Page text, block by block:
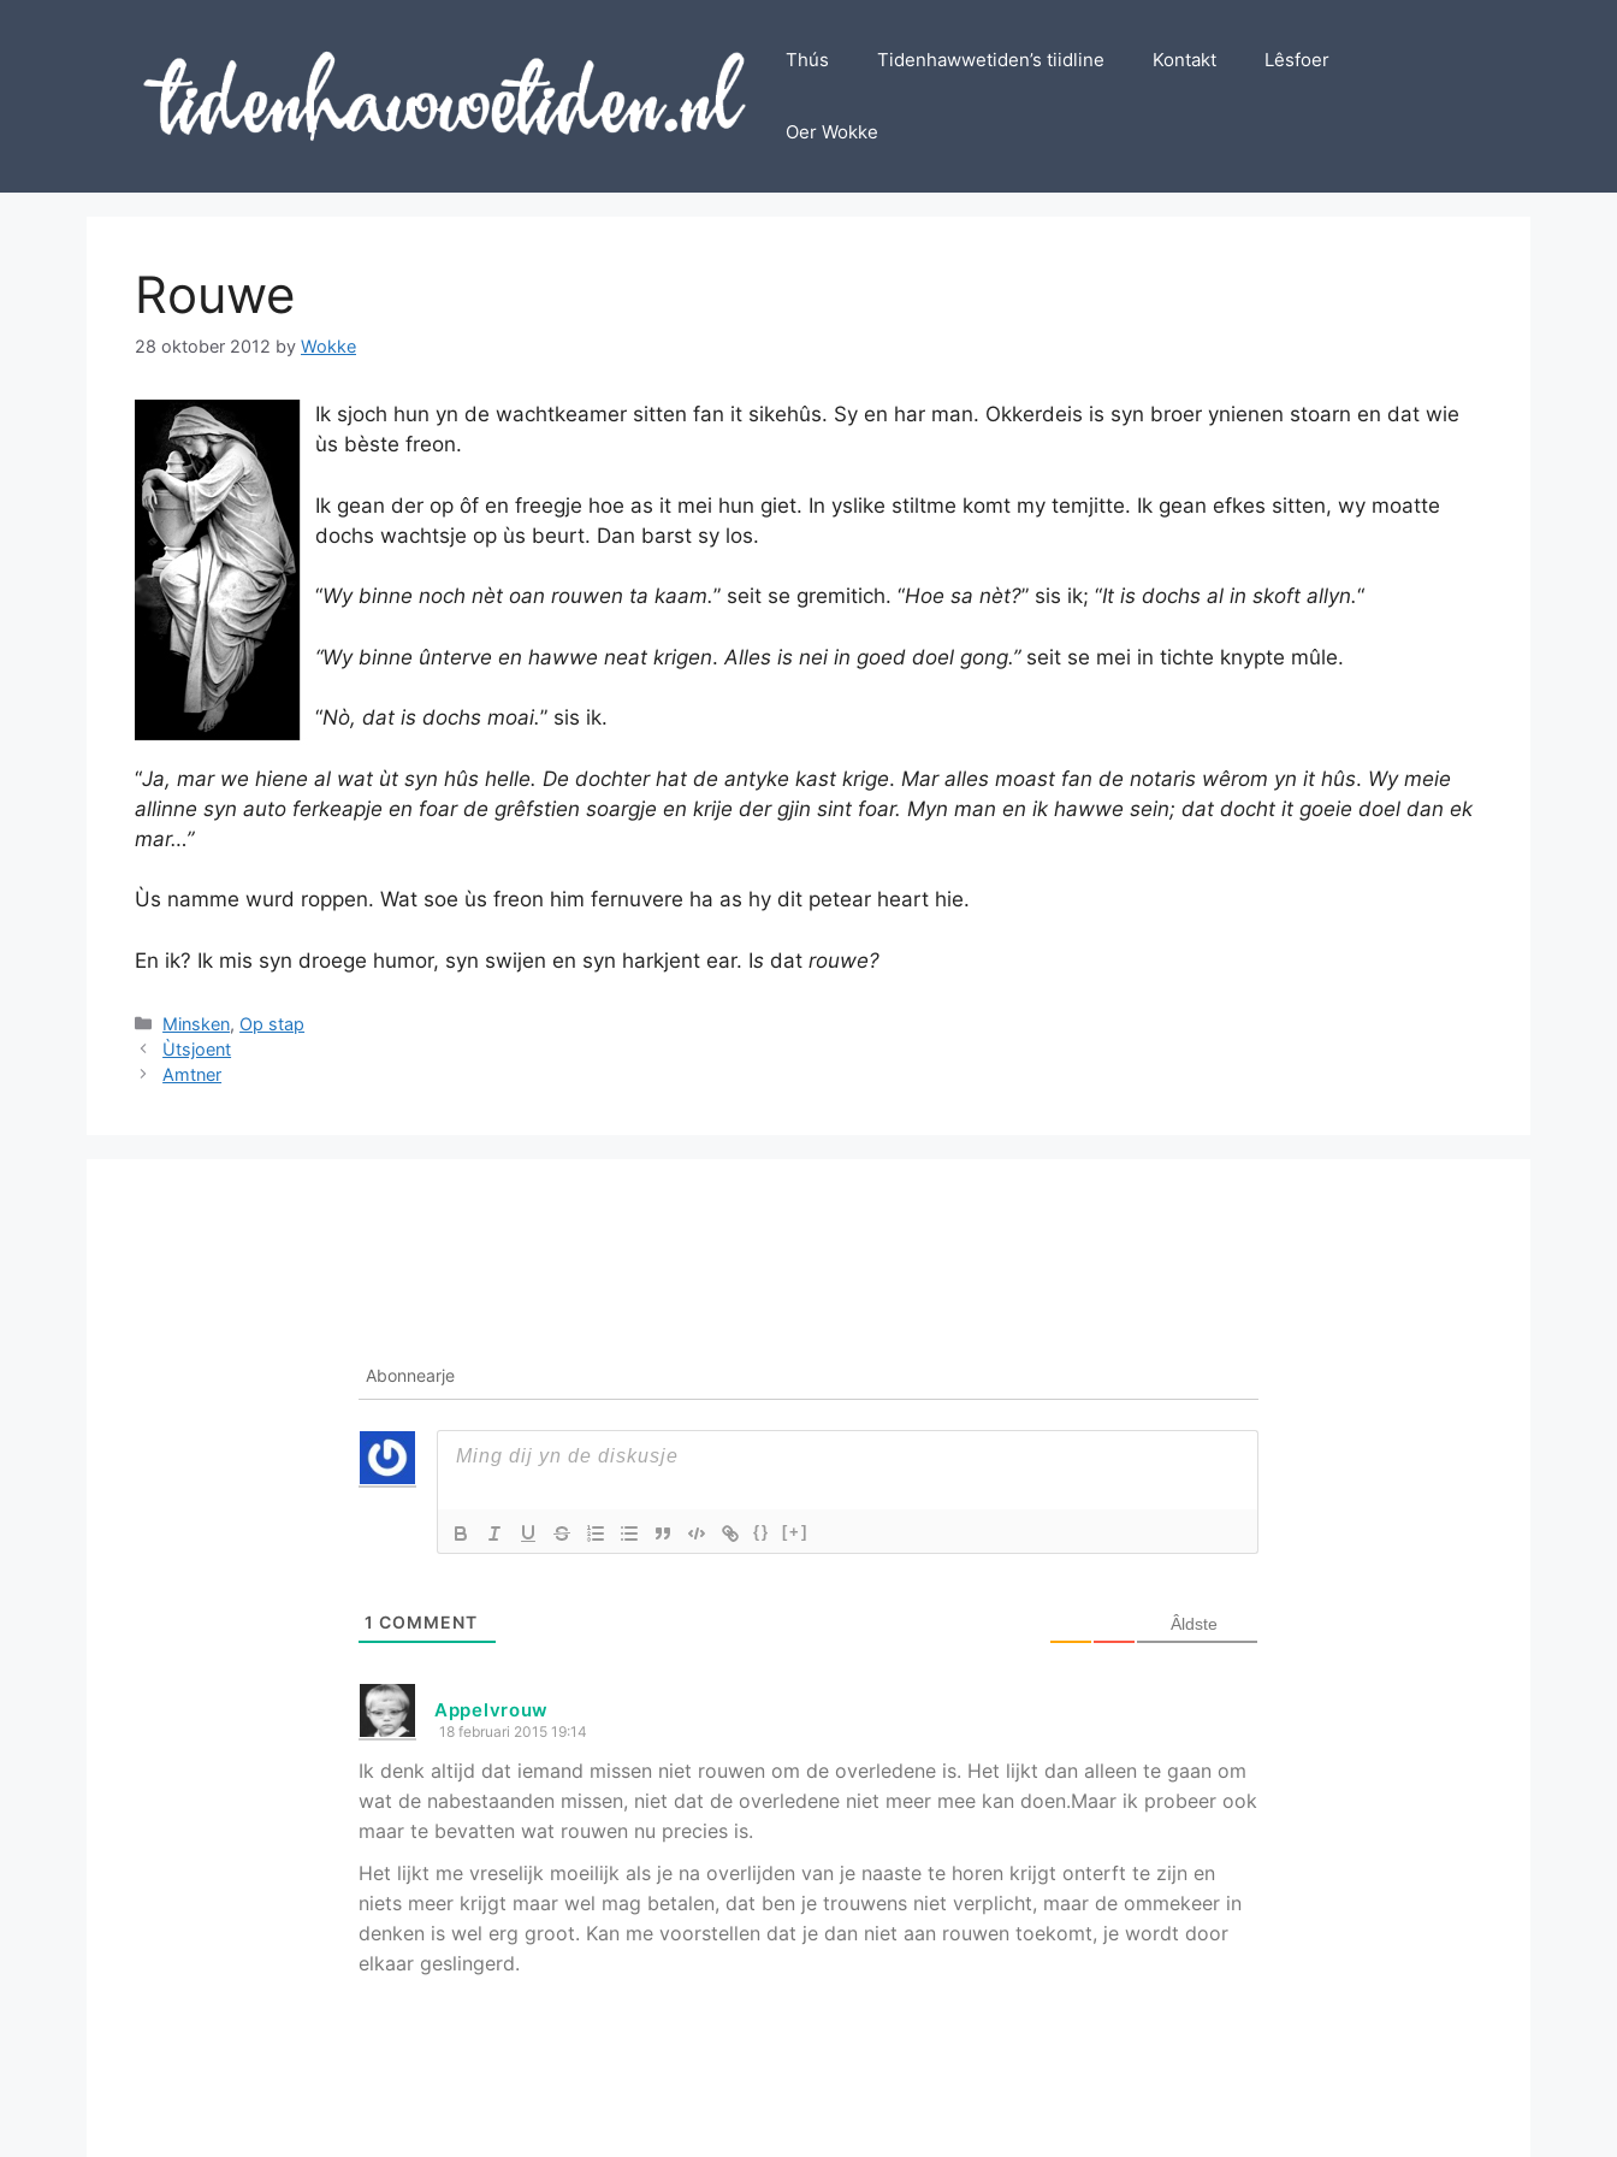
Thús Tidenhawwetiden’s tiidline Kontakt Lêsfoer
Oer Wokke
Rouwe
28 oktober 2012 by Wokke
Ik sjoch hun yn de wachtkeamer sitten fan it sikehûs. Sy en har man. Okkerdeis is syn broer ynienen stoarn en dat wie
ùs bèste freon.
Ik gean der op ôf en freegje hoe as it mei hun giet. In yslike stiltme komt my temjitte. Ik gean efkes sitten, wy moatte
dochs wachtsje op ùs beurt. Dan barst sy los.
“Wy binne noch nèt oan rouwen ta kaam.” seit se gremitich. “Hoe sa nèt?” sis ik; “It is dochs al in skoft allyn.“
“Wy binne ûnterve en hawwe neat krigen. Alles is nei in goed doel gong.” seit se mei in tichte knypte mûle.
“Nò, dat is dochs moai.” sis ik.
“Ja, mar we hiene al wat ùt syn hûs helle. De dochter hat de antyke kast krige. Mar alles moast fan de notaris wêrom yn it hûs. Wy meie
allinne syn auto ferkeapje en foar de grêfstien soargje en krije der gjin sint foar. Myn man en ik hawwe sein; dat docht it goeie doel dan ek
mar…”
Ùs namme wurd roppen. Wat soe ùs freon him fernuvere ha as hy dit petear heart hie.
En ik? Ik mis syn droege humor, syn swijen en syn harkjent ear. Is dat rouwe?
Categories
Minsken, Op stap
Ùtsjoent
Amtner
Abonnearje
{} [+]
1 COMMENT Âldste
Appelvrouw
18 februari 2015 19:14
Ik denk altijd dat iemand missen niet rouwen om de overledene is. Het lijkt dan alleen te gaan om
wat de nabestaanden missen, niet dat de overledene niet meer mee kan doen.Maar ik probeer ook
maar te bevatten wat rouwen nu precies is.
Het lijkt me vreselijk moeilijk als je na overlijden van je naaste te horen krijgt onterft te zijn en
niets meer krijgt maar wel mag betalen, dat ben je trouwens niet verplicht, maar de ommekeer in
denken is wel erg groot. Kan me voorstellen dat je dan niet aan rouwen toekomt, je wordt door
elkaar geslingerd.